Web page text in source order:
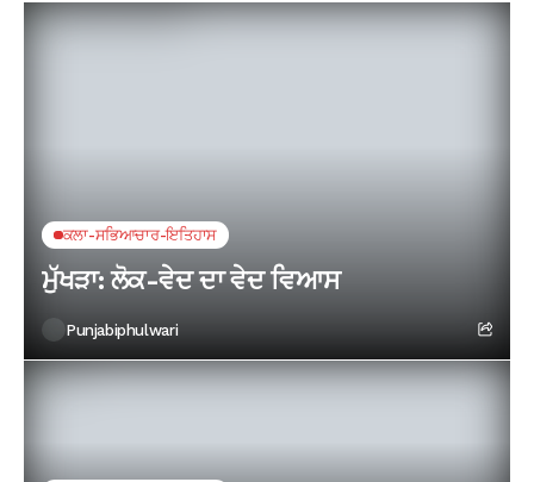
ਕਲਾ-ਸਭਿਆਚਾਰ-ਇਤਿਹਾਸ
ਮੁੱਖੜਾ: ਲੋਕ-ਵੇਦ ਦਾ ਵੇਦ ਵਿਆਸ
Punjabiphulwari